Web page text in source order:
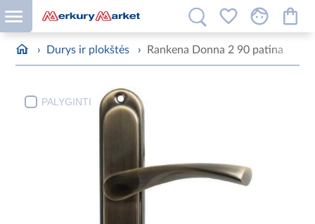
› Durys ir plokštės › Rankena Donna 2 90 patina
PALYGINTI